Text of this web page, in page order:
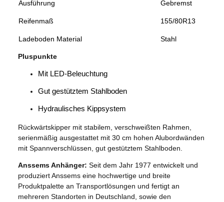
Ausführung Gebremst
Reifenmaß 155/80R13
Ladeboden Material Stahl
Pluspunkte
Mit LED-Beleuchtung
Gut gestütztem Stahlboden
Hydraulisches Kippsystem
Rückwärtskipper mit stabilem, verschweißten Rahmen,
serienmäßig ausgestattet mit 30 cm hohen Alubordwänden
mit Spannverschlüssen, gut gestütztem Stahlboden.
Anssems Anhänger: Seit dem Jahr 1977 entwickelt und
produziert Anssems eine hochwertige und breite
Produktpalette an Transportlösungen und fertigt an
mehreren Standorten in Deutschland, sowie den